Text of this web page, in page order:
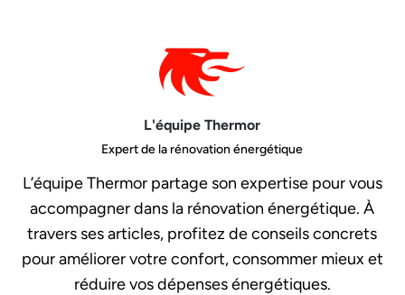
L'équipe Thermor
Expert de la rénovation énergétique
L’équipe Thermor partage son expertise pour vous
accompagner dans la rénovation énergétique. À
travers ses articles, profitez de conseils concrets
pour améliorer votre confort, consommer mieux et
réduire vos dépenses énergétiques.